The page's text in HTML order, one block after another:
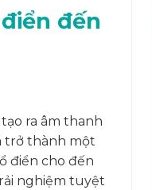
đến
ra âm thanh
trở thành một
điển cho đến
nghiệm tuyệt